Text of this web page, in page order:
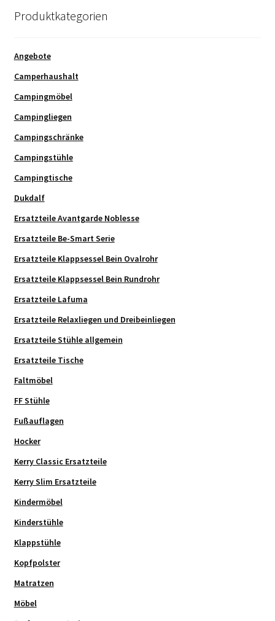
Produktkategorien
Angebote
Camperhaushalt
Campingmöbel
Campingliegen
Campingschränke
Campingstühle
Campingtische
Dukdalf
Ersatzteile Avantgarde Noblesse
Ersatzteile Be-Smart Serie
Ersatzteile Klappsessel Bein Ovalrohr
Ersatzteile Klappsessel Bein Rundrohr
Ersatzteile Lafuma
Ersatzteile Relaxliegen und Dreibeinliegen
Ersatzteile Stühle allgemein
Ersatzteile Tische
Faltmöbel
FF Stühle
Fußauflagen
Hocker
Kerry Classic Ersatzteile
Kerry Slim Ersatzteile
Kindermöbel
Kinderstühle
Klappstühle
Kopfpolster
Matratzen
Möbel